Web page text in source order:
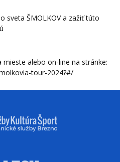
sveta ŠMOLKOV a zažiť túto
mieste alebo on-line na stránke:
tour-2024?#/